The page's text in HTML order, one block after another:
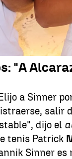
de opinar
habló
plazo: Carlos
"A
a Sinner
salir
dijo el
tenis Patrick
Sinner